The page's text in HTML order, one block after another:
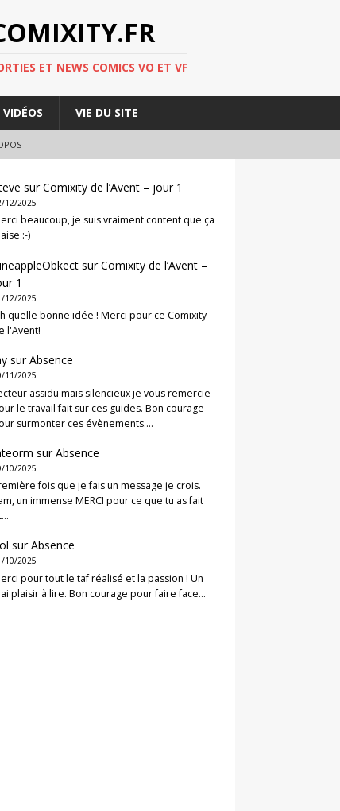
ET NEWS COMICS VO ET VF
VIDÉOS VIE DU SITE
surComixity de l’Avent – jour 1
12/2025
beaucoup, je suis vraiment content que ça
:-)
surComixity de l’Avent –
1
12/2025
quelle bonne idée ! Merci pour ce Comixity
l'Avent!
surAbsence
11/2025
assidu mais silencieux je vous remercie
le travail fait sur ces guides. Bon courage
surmonter ces évènements.…
surAbsence
10/2025
fois que je fais un message je crois.
un immense MERCI pour ce que tu as fait
surAbsence
10/2025
pour tout le taf réalisé et la passion ! Un
plaisir à lire. Bon courage pour faire face…